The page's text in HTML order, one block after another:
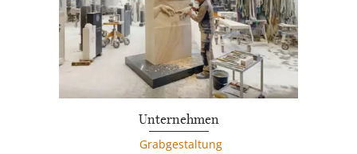
Unternehmen
Grabgestaltung